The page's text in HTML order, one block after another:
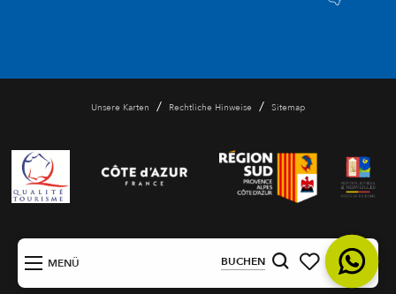
MENÜ BUCHEN
Suche
DE
Unsere Karten / Rechtliche Hinweise / Sitemap